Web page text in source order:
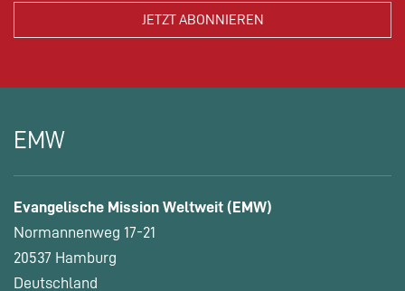
EMW
Evangelische Mission Weltweit (EMW)
Normannenweg 17-21
20537 Hamburg
Deutschland